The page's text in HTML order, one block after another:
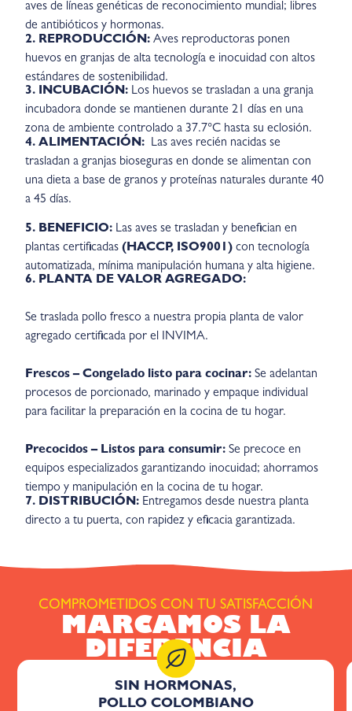
aves de líneas genéticas de reconocimiento mundial; libres
de antibióticos y hormonas.
2. REPRODUCCIÓN: Aves reproductoras ponen
huevos en granjas de alta tecnología e inocuidad con altos
estándares de sostenibilidad.
3. INCUBACIÓN: Los huevos se trasladan a una granja
incubadora donde se mantienen durante 21 días en una
zona de ambiente controlado a 37.7°C hasta su eclosión.
4. ALIMENTACIÓN: Las aves recién nacidas se
trasladan a granjas bioseguras en donde se alimentan con
una dieta a base de granos y proteínas naturales durante 40
a 45 días.
5. BENEFICIO: Las aves se trasladan y benefician en
plantas certificadas(HACCP, ISO9001) con tecnología
automatizada, mínima manipulación humana y alta higiene.
6. PLANTA DE VALOR AGREGADO:
Se traslada pollo fresco a nuestra propia planta de valor
agregado certificada por el INVIMA.
Frescos – Congelado listo para cocinar: Se adelantan
procesos de porcionado, marinado y empaque individual
para facilitar la preparación en la cocina de tu hogar.
Precocidos – Listos para consumir: Se precoce en
equipos especializados garantizando inocuidad; ahorramos
tiempo y manipulación en la cocina de tu hogar.
7. DISTRIBUCIÓN: Entregamos desde nuestra planta
directo a tu puerta, con rapidez y eficacia garantizada.
COMPROMETIDOS CON TU SATISFACCIÓN
MARCAMOS LA
DIFERENCIA
SIN HORMONAS,
POLLO COLOMBIANO